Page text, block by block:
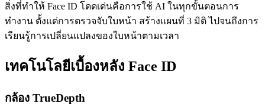
สิ่งที่ทำให้ Face ID โดดเด่นคือการใช้ AI ในทุกขั้นตอนการ
ทำงาน ตั้งแต่การตรวจจับใบหน้า สร้างแผนที่ 3 มิติ ไปจนถึงการ
เรียนรู้การเปลี่ยนแปลงของใบหน้าตามเวลา
เทคโนโลยีเบื้องหลัง Face ID
กล้อง TrueDepth